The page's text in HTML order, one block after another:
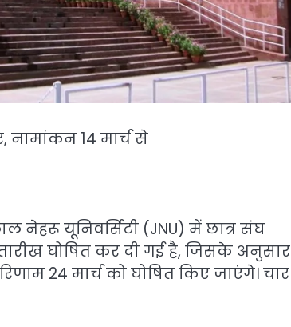
नामांकन 14 मार्च से
नेहरू यूनिवर्सिटी (JNU) में छात्र संघ
घोषित कर दी गई है, जिसके अनुसार
24 मार्च को घोषित किए जाएंगे। चार